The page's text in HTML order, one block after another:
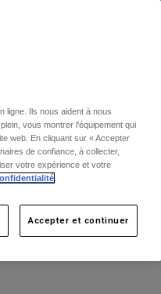
ligne. Ils nous aident à nous
vous montrer l'équipement qui
web. En cliquant sur « Accepter
de confiance, à collecter,
votre expérience et votre
.
Accepter et continuer